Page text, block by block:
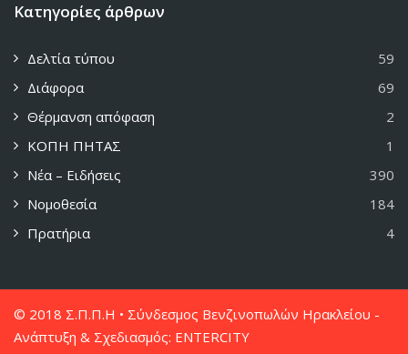
Κατηγορίες άρθρων
Δελτία τύπου
59
Διάφορα
69
Θέρμανση απόφαση
2
ΚΟΠΗ ΠΗΤΑΣ
1
Νέα – Ειδήσεις
390
Νομοθεσία
184
Πρατήρια
4
© 2018 Σ.Π.Π.Η • Σύνδεσμος Βενζινοπωλών Ηρακλείου -
Ανάπτυξη & Σχεδιασμός: ENTERCITY